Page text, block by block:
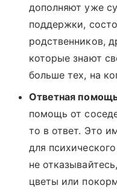
дополняют уже
поддержки,
родственников,
которые знают
больше тех, на
Ответная
помощь от
то в ответ. Это
для
не
цветы или